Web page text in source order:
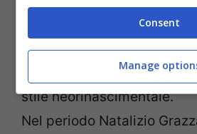
del 1300 con un grande
alla famiglia Visconti. Qui
ad inizio 1900, venne
stile neorinascimentale.
Nel periodo Natalizio
Consent
Manage